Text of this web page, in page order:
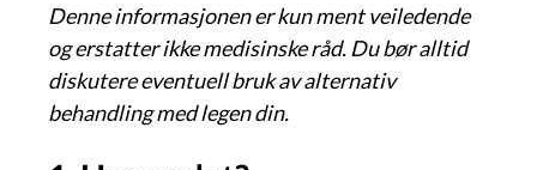
Denne informasjonen er kun ment veiledende
og erstatter ikke medisinske råd. Du bør alltid
diskutere eventuell bruk av alternativ
behandling med legen din.